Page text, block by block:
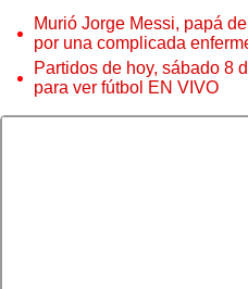
Murió Jorge Messi, papá
por una complicada
Partidos de hoy, sábado 8
para ver fútbol EN VIVO